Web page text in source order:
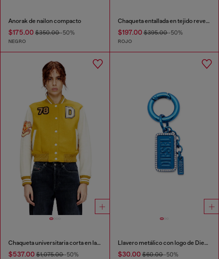
Anorak de nailon compacto
$175.00 $350.00-50%
NEGRO
Chaqueta entallada en tejido revestido
$197.00$395.00-50%
ROJO
Chaqueta universitaria corta en lana y cuero
$537.00 $1,075.00-50%
Llavero metálico con logo de Diesel y cristales.
$30.00$60.00-50%